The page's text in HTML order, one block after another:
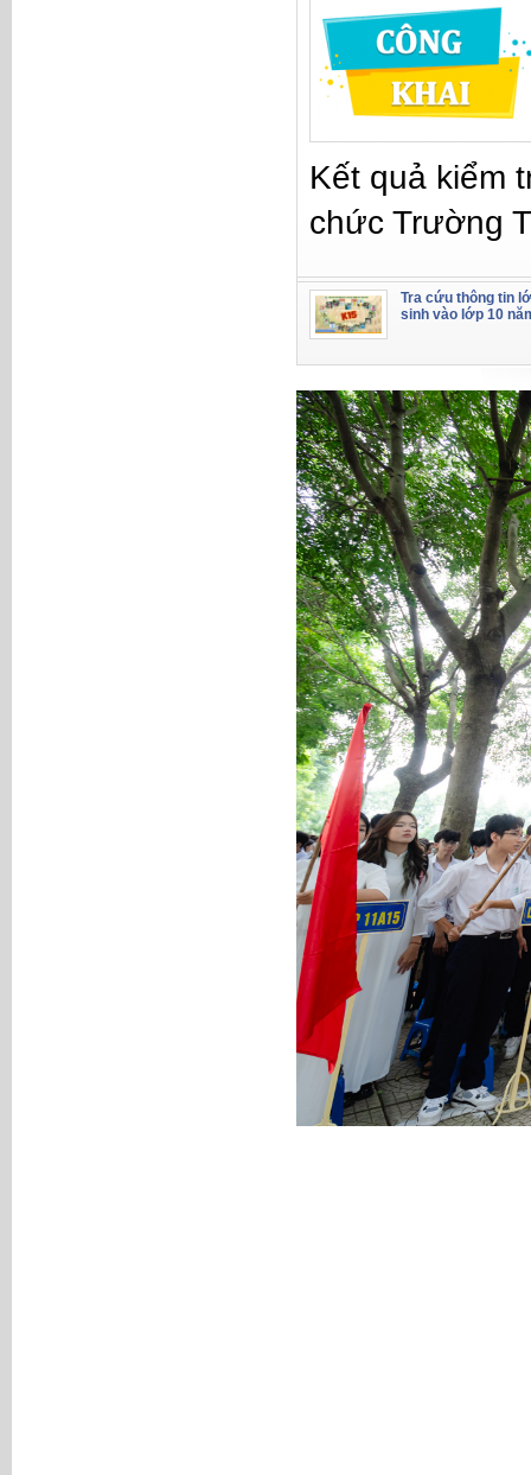
Kết quả kiểm
chức Trường
Tra cứu thông tin
sinh vào lớp 10